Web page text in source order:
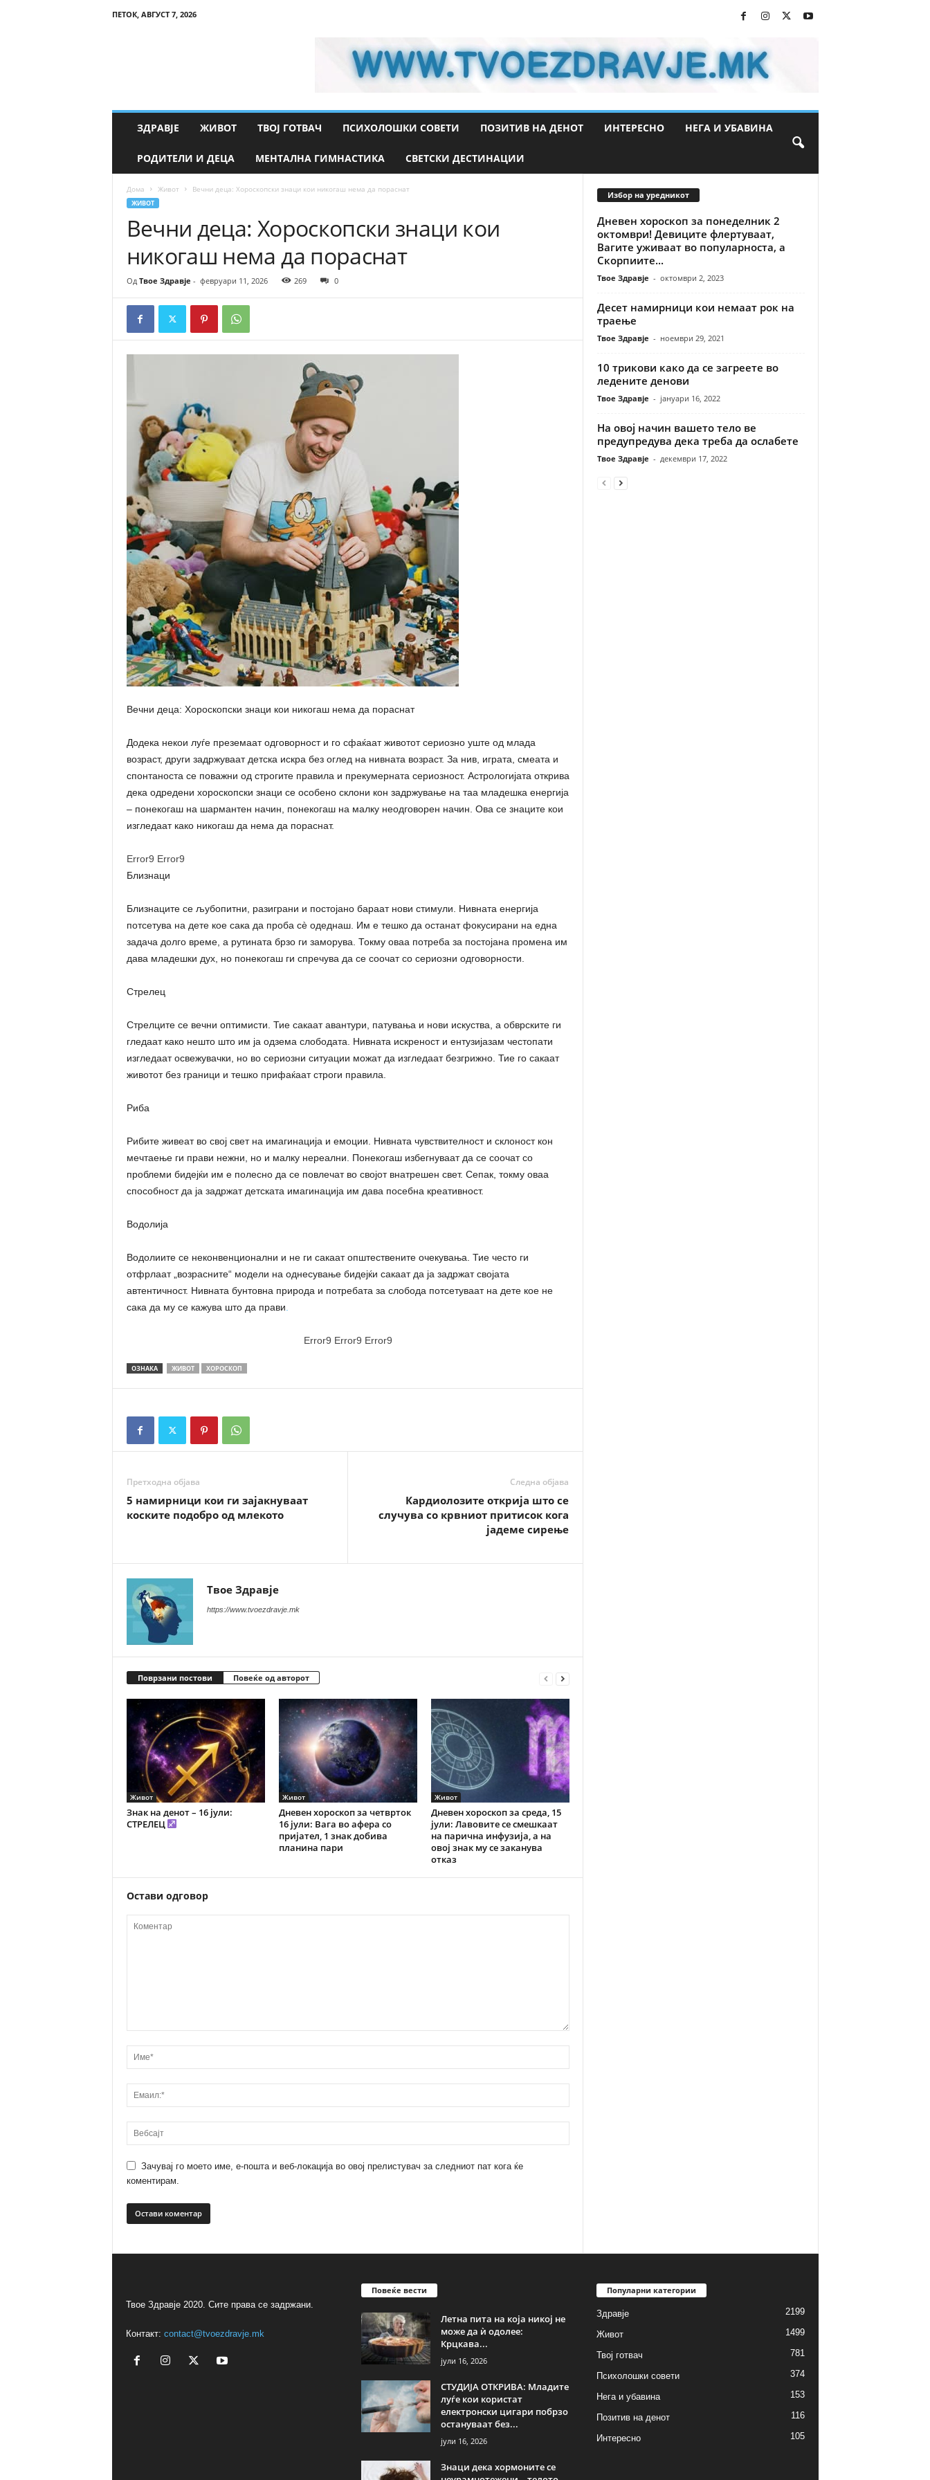
ПЕТОК, АВГУСТ 7, 2026
ЗДРАВЈЕ ЖИВОТ ТВОЈ ГОТВАЧ ПСИХОЛОШКИ СОВЕТИ ПОЗИТИВ НА ДЕНОТ ИНТЕРЕСНО НЕГА И УБАВИНА
РОДИТЕЛИ И ДЕЦА МЕНТАЛНА ГИМНАСТИКА СВЕТСКИ ДЕСТИНАЦИИ
Дома Живот Вечни деца: Хороскопски знаци кои никогаш нема да пораснат
ЖИВОТ
Вечни деца: Хороскопски знаци кои
никогаш нема да пораснат
Од Твое Здравје - февруари 11, 2026 269 0
Вечни деца: Хороскопски знаци кои никогаш нема да пораснат
Додека некои луѓе преземаат одговорност и го сфаќаат животот сериозно уште од млада
возраст, други задржуваат детска искра без оглед на нивната возраст. За нив, играта, смеата и
спонтаноста се поважни од строгите правила и прекумерната сериозност. Астрологијата открива
дека одредени хороскопски знаци се особено склони кон задржување на таа младешка енергија
– понекогаш на шармантен начин, понекогаш на малку неодговорен начин. Ова се знаците кои
изгледаат како никогаш да нема да пораснат.
Error9 Error9
Близнаци
Близнаците се љубопитни, разиграни и постојано бараат нови стимули. Нивната енергија
потсетува на дете кое сака да проба сè одеднаш. Им е тешко да останат фокусирани на една
задача долго време, а рутината брзо ги заморува. Токму оваа потреба за постојана промена им
дава младешки дух, но понекогаш ги спречува да се соочат со сериозни одговорности.
Стрелец
Стрелците се вечни оптимисти. Тие сакаат авантури, патувања и нови искуства, а обврските ги
гледаат како нешто што им ја одзема слободата. Нивната искреност и ентузијазам честопати
изгледаат освежувачки, но во сериозни ситуации можат да изгледаат безгрижно. Тие го сакаат
животот без граници и тешко прифаќаат строги правила.
Риба
Рибите живеат во свој свет на имагинација и емоции. Нивната чувствителност и склоност кон
мечтаење ги прави нежни, но и малку нереални. Понекогаш избегнуваат да се соочат со
проблеми бидејќи им е полесно да се повлечат во својот внатрешен свет. Сепак, токму оваа
способност да ја задржат детската имагинација им дава посебна креативност.
Водолија
Водолиите се неконвенционални и не ги сакаат општествените очекувања. Тие често ги
отфрлаат „возрасните“ модели на однесување бидејќи сакаат да ја задржат својата
автентичност. Нивната бунтовна природа и потребата за слобода потсетуваат на дете кое не
сака да му се кажува што да прави
Error9 Error9 Error9
ОЗНАКА ЖИВОТ ХОРОСКОП
Претходна објава
5 намирници кои ги зајакнуваат
коските подобро од млекото
Следна објава
Кардиолозите открија што се
случува со крвниот притисок кога
јадеме сирење
Твое Здравје
https://www.tvoezdravje.mk
Поврзани постови Повеќе од авторот
Живот
Знак на денот – 16 јули:
СТРЕЛЕЦ
Живот
Дневен хороскоп за четврток
16 јули: Вага во афера со
пријател, 1 знак добива
планина пари
Живот
Дневен хороскоп за среда, 15
јули: Лавовите се смешкаат
на парична инфузија, а на
овој знак му се заканува
отказ
Остави одговор
Зачувај го моето име, е-пошта и веб-локација во овој прелистувач за следниот пат кога ќе
коментирам.
Избор на уредникот
Дневен хороскоп за понеделник 2
октомври! Девиците флертуваат,
Вагите уживаат во популарноста, а
Скорпиите...
Твое Здравје - октомври 2, 2023
Десет намирници кои немаат рок на
траење
Твое Здравје - ноември 29, 2021
10 трикови како да се загреете во
ледените денови
Твое Здравје - јануари 16, 2022
На овој начин вашето тело ве
предупредува дека треба да ослабете
Твое Здравје - декември 17, 2022
Твое Здравје 2020. Сите права се задржани.
Контакт: contact@tvoezdravje.mk
Повеќе вести
Летна пита на која никој не
може да ѝ одолее:
Крцкава...
јули 16, 2026
СТУДИЈА ОТКРИВА: Младите
луѓе кои користат
електронски цигари побрзо
остануваат без...
јули 16, 2026
Знаци дека хормоните се
Популарни категории
Здравје 2199
Живот 1499
Твој готвач 781
Психолошки совети 374
Нега и убавина 153
Позитив на денот 116
Интересно 105